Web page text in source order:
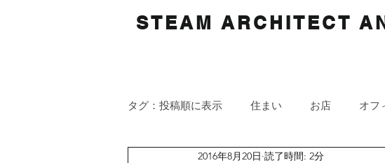
STEAM ARCHITECT
タグ：投稿順に表示 住まい お店 オフ
2016年8月20日 読了時間: 2分